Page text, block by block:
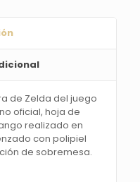
de Zelda del juego
oficial, hoja de
realizado en
con polipiel
de sobremesa.